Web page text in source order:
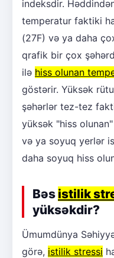
indeksdir.
temperatur faktiki
(27F) və ya daha
qrafik bir çox
ilə hiss olunan
göstərir. Yüksək
şəhərlər tez-tez
yüksək "hiss
və ya soyuq yerlər
daha soyuq hiss
Bəs istilik
yüksəkdir?
Ümumdünya
görə, istilik stressi